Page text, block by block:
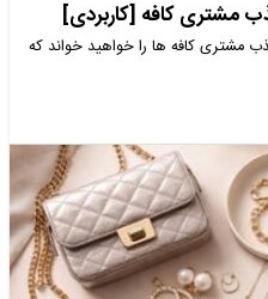
جذب مشتری کافه ها را خواهید خواند که